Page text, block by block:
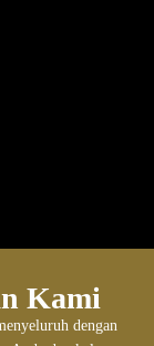
Kami
dengan